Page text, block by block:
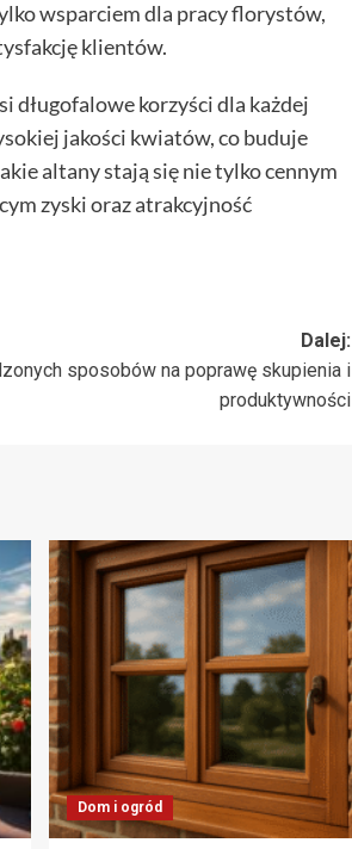
wsparciem dla pracy florystów,
klientów.
długofalowe korzyści dla każdej
jakości kwiatów, co buduje
altany stają się nie tylko cennym
zyski oraz atrakcyjność
Dalej:
sposobów na poprawę skupienia i
produktywności
Dom i ogród